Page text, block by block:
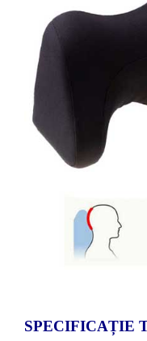
SPECIFICAȚIE